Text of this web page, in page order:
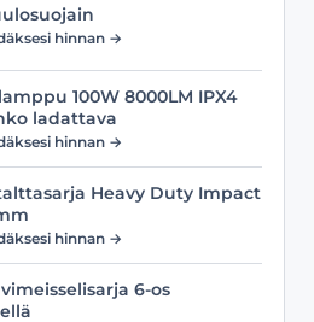
hinnan →
100W 8000LM IPX4
ladattava
hinnan →
Heavy Duty Impact
hinnan →
6-os